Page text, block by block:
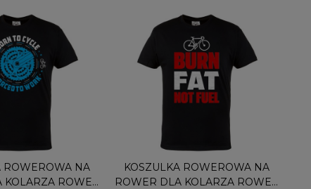
ROWEROWA NA
KOLARZA ROWER
KOSZULKA ROWEROWA NA
ROWER DLA KOLARZA ROWER